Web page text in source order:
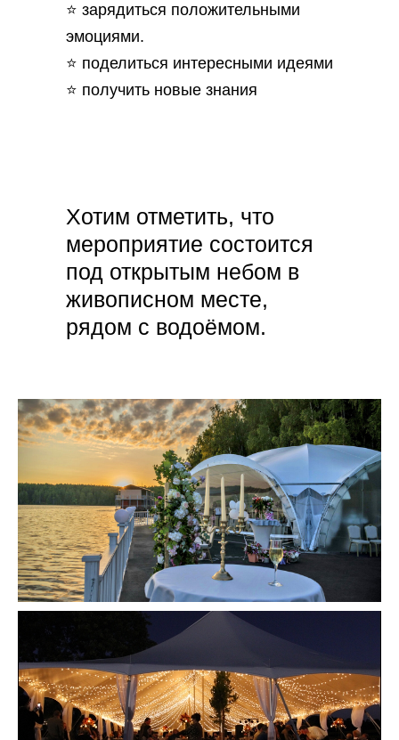
⭐ зарядиться положительными
эмоциями.
⭐ поделиться интересными идеями
⭐ получить новые знания
Хотим отметить, что
мероприятие состоится
под открытым небом в
живописном месте,
рядом с водоёмом.